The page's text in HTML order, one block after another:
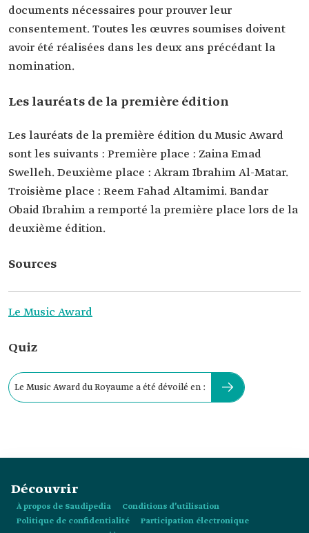
documents nécessaires pour prouver leur
consentement. Toutes les œuvres soumises doivent
avoir été réalisées dans les deux ans précédant la
nomination.
Les lauréats de la première édition
Les lauréats de la première édition du Music Award
sont les suivants : Première place : Zaina Emad
Swelleh. Deuxième place : Akram Ibrahim Al-Matar.
Troisième place : Reem Fahad Altamimi. Bandar
Obaid Ibrahim a remporté la première place lors de la
deuxième édition.
Sources
Le Music Award
Quiz
Le Music Award du Royaume a été dévoilé en :
Découvrir
À propos de Saudipedia
Conditions d’utilisation
Politique de confidentialité
Participation électronique